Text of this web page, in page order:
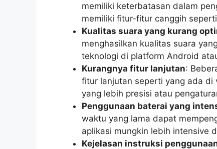
memiliki keterbatasan dalam
memiliki fitur-fitur canggih
Kualitas suara yang kurang
menghasilkan kualitas suara
teknologi di platform Android
Kurangnya fitur lanjutan:
fitur lanjutan seperti yang ada
yang lebih presisi atau
Penggunaan baterai yang
waktu yang lama dapat
aplikasi mungkin lebih intensive
Kejelasan instruksi